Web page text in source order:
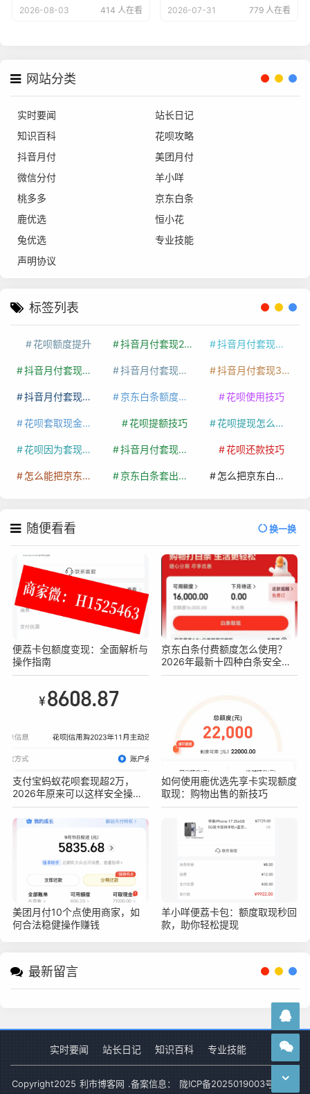
2026-08-03 414 人在看 2026-07-31 779 人在看
网站分类
实时要闻
站长日记
知识百科
花呗攻略
抖音月付
美团月付
微信分付
羊小咩
桃多多
京东白条
鹿优选
恒小花
兔优选
专业技能
声明协议
标签列表
花呗额度提升 抖音月付套现24小时接单 抖音月付套现怎么套
抖音月付套现多少手续费 抖音月付套现商家有哪些 抖音月付套现30秒技巧
抖音月付套现最新方法 京东白条额度提升 花呗使用技巧
花呗套取现金最佳方法 花呗提额技巧 花呗提现怎么操作
花呗因为套现被限额了这种情况要多久才会好 抖音月付套现秒回100起 花呗还款技巧
怎么能把京东白条额度钱套出来 京东白条套出来手续费多少 怎么把京东白条的钱取出来
随便看看 换一换
便荔卡包额度变现：全面解析与
操作指南
京东白条付费额度怎么使用？
2026年最新十四种白条安全操
作方法
支付宝蚂蚁花呗套现超2万，
2026年原来可以这样安全操作
不被查！真实亲测方法分享
如何使用鹿优选先享卡实现额度
取现：购物出售的新技巧
美团月付10个点使用商家，如
何合法稳健操作赚钱
羊小咩便荔卡包：额度取现秒回
款，助你轻松提现
最新留言
实时要闻 站长日记 知识百科 专业技能
Copyright2025 利市博客网 .备案信息： 陇ICP备2025019003号-1